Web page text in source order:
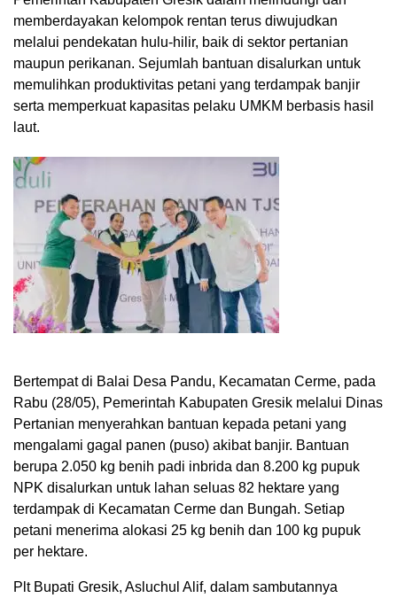
memberdayakan kelompok rentan terus diwujudkan
melalui pendekatan hulu-hilir, baik di sektor pertanian
maupun perikanan. Sejumlah bantuan disalurkan untuk
memulihkan produktivitas petani yang terdampak banjir
serta memperkuat kapasitas pelaku UMKM berbasis hasil
laut.
Bertempat di Balai Desa Pandu, Kecamatan Cerme, pada
Rabu (28/05), Pemerintah Kabupaten Gresik melalui Dinas
Pertanian menyerahkan bantuan kepada petani yang
mengalami gagal panen (puso) akibat banjir. Bantuan
berupa 2.050 kg benih padi inbrida dan 8.200 kg pupuk
NPK disalurkan untuk lahan seluas 82 hektare yang
terdampak di Kecamatan Cerme dan Bungah. Setiap
petani menerima alokasi 25 kg benih dan 100 kg pupuk
per hektare.
Plt Bupati Gresik, Asluchul Alif, dalam sambutannya